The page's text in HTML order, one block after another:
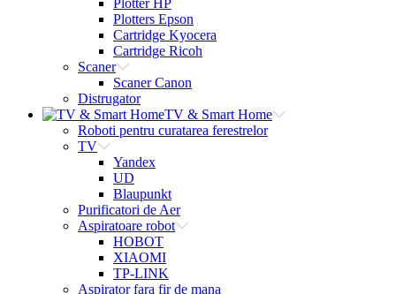
Plotter HP
Plotters Epson
Cartridge Kyocera
Cartridge Ricoh
Scaner
Scaner Canon
Distrugator
TV & Smart Home
Roboti pentru curatarea ferestrelor
TV
Yandex
UD
Blaupunkt
Purificatori de Aer
Aspiratoare robot
HOBOT
XIAOMI
TP-LINK
Aspirator fara fir de mana